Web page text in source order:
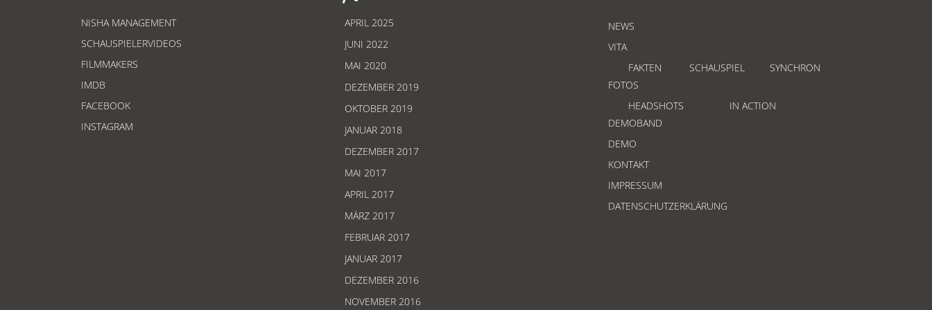
NISHA MANAGEMENT
SCHAUSPIELERVIDEOS
FILMMAKERS
IMDB
FACEBOOK
INSTAGRAM
APRIL 2025
JUNI 2022
MAI 2020
DEZEMBER 2019
OKTOBER 2019
JANUAR 2018
DEZEMBER 2017
MAI 2017
APRIL 2017
MÄRZ 2017
FEBRUAR 2017
JANUAR 2017
DEZEMBER 2016
NOVEMBER 2016
NEWS
VITA
FAKTEN
SCHAUSPIEL
SYNCHRON
FOTOS
HEADSHOTS
IN ACTION
DEMOBAND
DEMO
KONTAKT
IMPRESSUM
DATENSCHUTZERKLÄRUNG